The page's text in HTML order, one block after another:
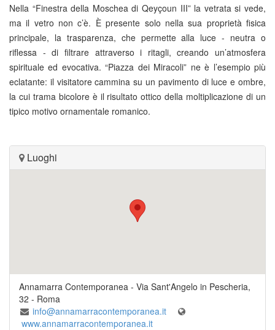
Nella “Finestra della Moschea di Qeyçoun III” la vetrata si vede,
ma il vetro non c’è. È presente solo nella sua proprietà fisica
principale, la trasparenza, che permette alla luce - neutra o
riflessa - di filtrare attraverso i ritagli, creando un’atmosfera
spirituale ed evocativa. “Piazza dei Miracoli” ne è l’esempio più
eclatante: il visitatore cammina su un pavimento di luce e ombre,
la cui trama bicolore è il risultato ottico della moltiplicazione di un
tipico motivo ornamentale romanico.
Luoghi
Annamarra Contemporanea - Via Sant'Angelo in Pescheria,
32 - Roma
info@annamarracontemporanea.it
www.annamarracontemporanea.it